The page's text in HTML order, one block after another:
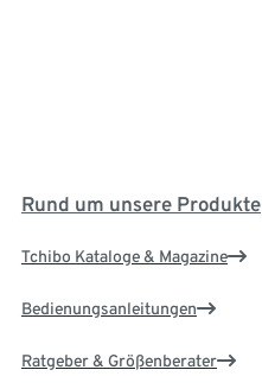
Rund um unsere Produkte
Tchibo Kataloge & Magazine
Bedienungsanleitungen
Ratgeber & Größenberater